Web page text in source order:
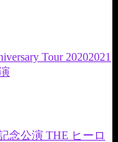
Tour 20202021
念公演 THE ヒーロ